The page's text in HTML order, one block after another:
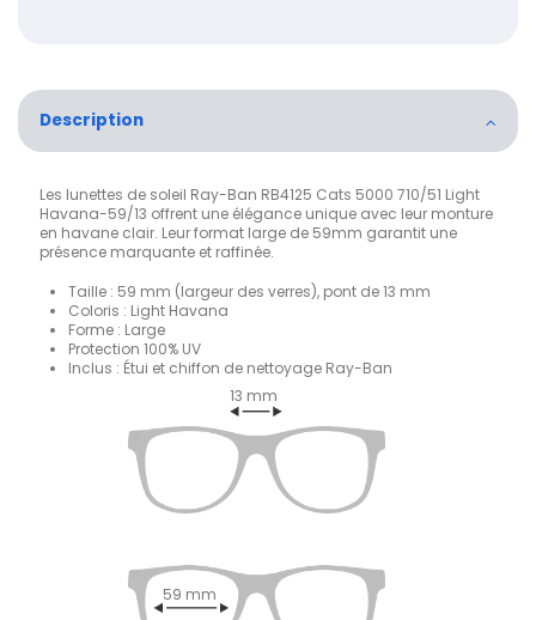
Description
Les lunettes de soleil Ray-Ban RB4125 Cats 5000 710/51 Light
Havana-59/13 offrent une élégance unique avec leur monture
en havane clair. Leur format large de 59mm garantit une
présence marquante et raffinée.
Taille : 59 mm (largeur des verres), pont de 13 mm
Coloris : Light Havana
Forme : Large
Protection 100% UV
Inclus : Étui et chiffon de nettoyage Ray-Ban
13 mm
59 mm